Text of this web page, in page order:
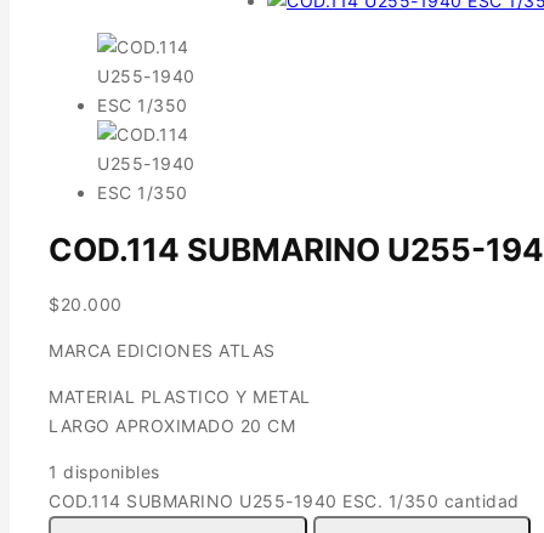
COD.114 SUBMARINO U255-
$20.000
MARCA EDICIONES ATLAS
MATERIAL PLASTICO Y METAL
LARGO APROXIMADO 20 CM
1 disponibles
COD.114 SUBMARINO U255-1940 ESC. 1/350 cantidad